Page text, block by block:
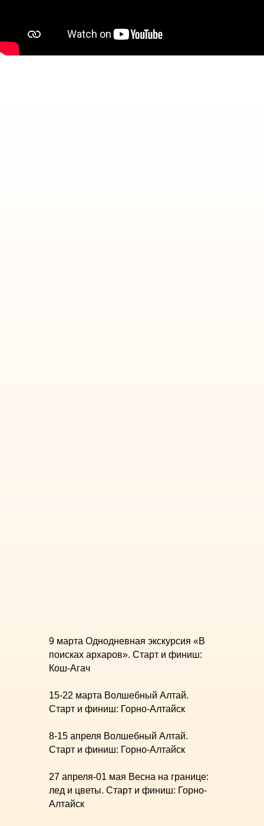
9 марта Однодневная экскурсия «В
поисках архаров». Старт и финиш:
Кош-Агач
15-22 марта Волшебный Алтай.
Старт и финиш: Горно-Алтайск
8-15 апреля Волшебный Алтай.
Старт и финиш: Горно-Алтайск
27 апреля-01 мая Весна на границе:
лед и цветы. Старт и финиш: Горно-
Алтайск